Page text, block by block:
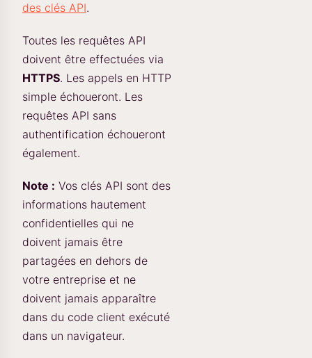
des clés API.
Toutes les requêtes API
doivent être effectuées via
HTTPS. Les appels en HTTP
simple échoueront. Les
requêtes API sans
authentification échoueront
également.
Note : Vos clés API sont des
informations hautement
confidentielles qui ne
doivent jamais être
partagées en dehors de
votre entreprise et ne
doivent jamais apparaître
dans du code client exécuté
dans un navigateur.